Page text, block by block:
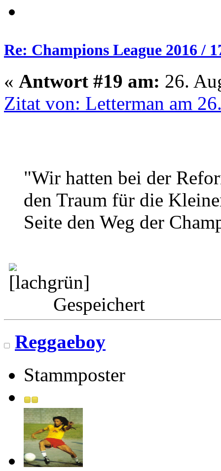
Re: Champions League 2016 /
« Antwort #19 am: 26.
Zitat von: Letterman am
"Wir hatten bei der
den Traum für die
Seite den Weg der
Gespeichert
Reggaeboy
Stammposter